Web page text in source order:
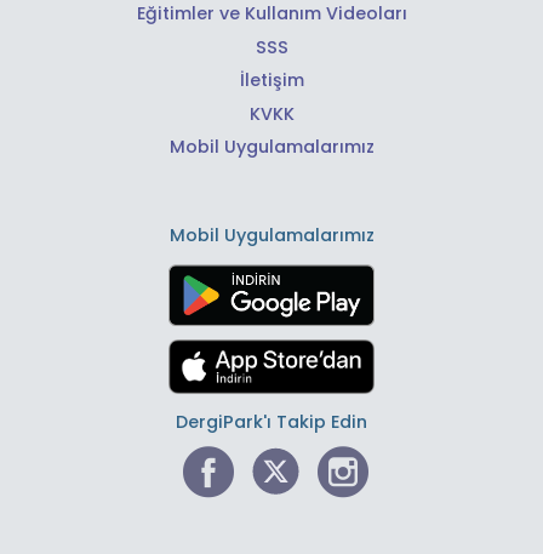
Eğitimler ve Kullanım Videoları
SSS
İletişim
KVKK
Mobil Uygulamalarımız
Mobil Uygulamalarımız
DergiPark'ı Takip Edin